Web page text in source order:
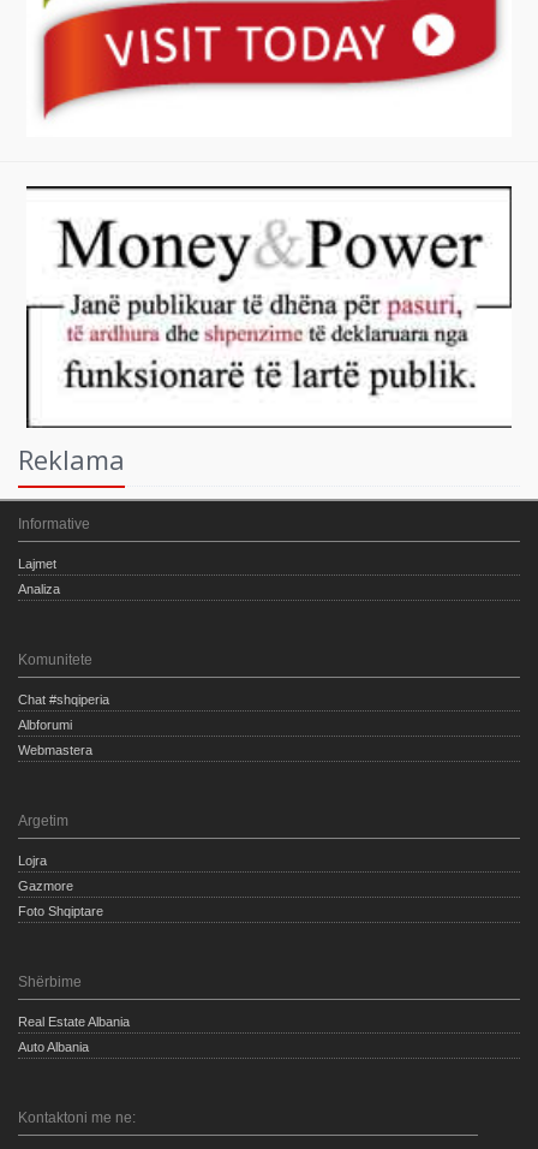
Reklama
Informative
Lajmet
Analiza
Komunitete
Chat #shqiperia
Albforumi
Webmastera
Argetim
Lojra
Gazmore
Foto Shqiptare
Shërbime
Real Estate Albania
Auto Albania
Kontaktoni me ne: